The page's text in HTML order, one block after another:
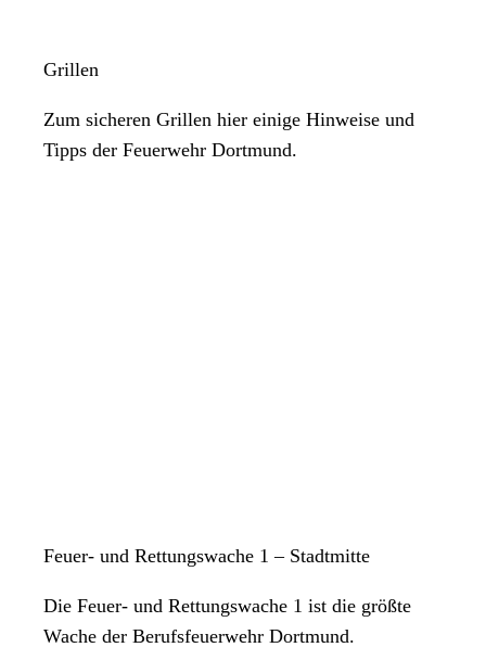
Grillen
Zum sicheren Grillen hier einige Hinweise und
Tipps der Feuerwehr Dortmund.
Feuer- und Rettungswache 1 – Stadtmitte
Die Feuer- und Rettungswache 1 ist die größte
Wache der Berufsfeuerwehr Dortmund.